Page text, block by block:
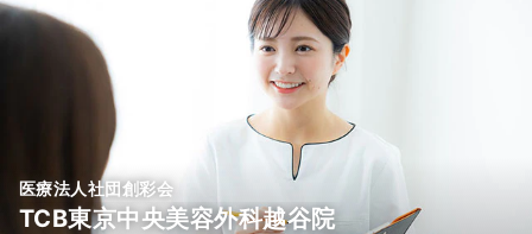
医療法人社団創彩会
TCB東京中央美容外科越谷院